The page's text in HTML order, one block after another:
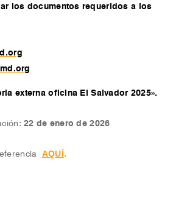
los documentos requeridos a los
externa oficina El Salvador 2025».
22 de enero de 2026
AQUÍ.